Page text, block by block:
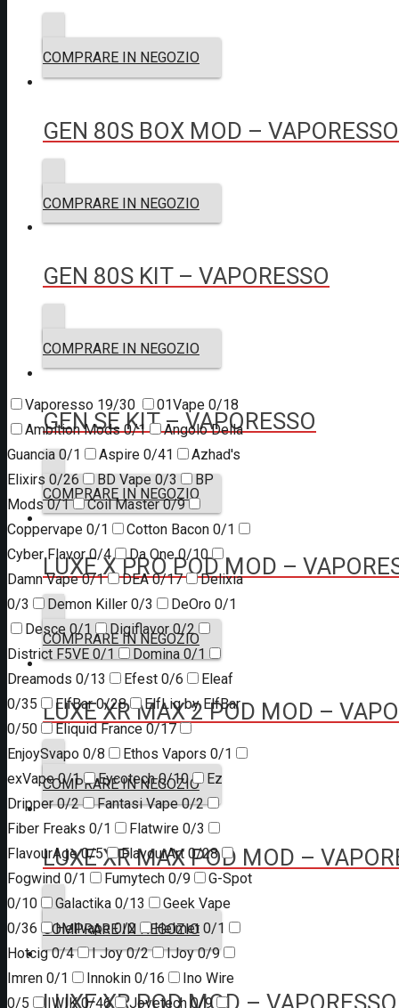
COMPRARE IN NEGOZIO
GEN 80S BOX MOD – VAPORESSO
COMPRARE IN NEGOZIO
GEN 80S KIT – VAPORESSO
COMPRARE IN NEGOZIO
GEN SE KIT – VAPORESSO
COMPRARE IN NEGOZIO
LUXE X PRO POD MOD –
COMPRARE IN NEGOZIO
LUXE XR MAX 2 POD MOD –
COMPRARE IN NEGOZIO
LUXE XR MAX POD MOD –
COMPRARE IN NEGOZIO
LUXE XR POD MOD – VAPORESSO
Vaporesso 19/30 01Vape 0/18
Ambition Mods0/1
Angolo Della
Guancia 0/1 Aspire 0/41
Azhad's
Elixirs 0/26 BD Vape 0/3
BP
Mods0/1 Coil Master0/9
Coppervape 0/1 Cotton Bacon 0/1
Cyber Flavor0/4 Da One0/10
Damn Vape0/1 DEA0/17
Delixia
0/3
Demon Killer 0/3 DeOro 0/1
Desce 0/1 Digiflavor 0/2
District F5VE 0/1 Domina 0/1
Dreamods 0/13 Efest 0/6
Eleaf
0/35
ElfBar0/28
ElfLiq by ElfBar
0/50
Eliquid France0/17
EnjoySvapo 0/8 Ethos Vapors 0/1
exVape0/1 Eycotech0/10
Ez
Dripper0/2 Fantasi Vape0/2
Fiber Freaks 0/1 Flatwire 0/3
FlavourAge0/5 FlavourArt0/28
Fogwind 0/1 Fumytech 0/9
G-Spot
0/10
Galactika 0/13
Geek Vape
0/36
Hellvape0/2 Helmet 0/1
Hotcig0/4 I Joy0/2 IJoy0/9
Imren 0/1 Innokin 0/16
Ino Wire
0/5
IWIK0/46 Joyetech 0/9